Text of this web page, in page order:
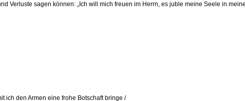
Verluste sagen können: „Ich will mich freuen im Herrn, es juble meine Seele in
ich den Armen eine frohe Botschaft bringe /